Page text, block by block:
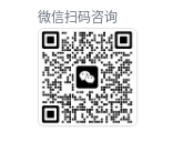
微信扫码咨询